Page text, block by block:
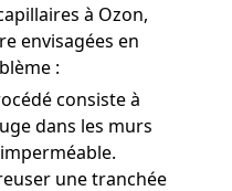
à Ozon,
envisagées en
:
consiste à
dans les murs
une tranchée